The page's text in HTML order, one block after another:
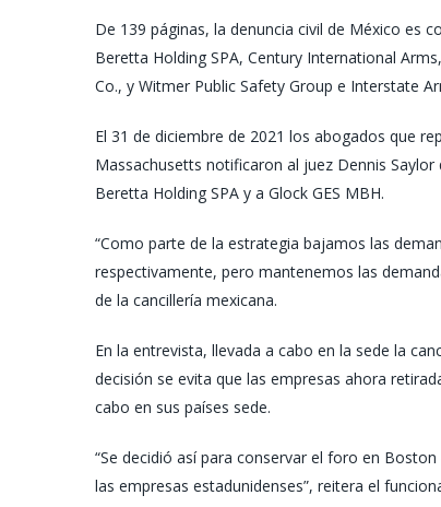
De 139 páginas, la denuncia civil de México es
Beretta Holding SPA, Century International
Co., y Witmer Public Safety Group e Interstate
El 31 de diciembre de 2021 los abogados que
Massachusetts notificaron al juez Dennis
Beretta Holding SPA y a Glock GES MBH.
“Como parte de la estrategia bajamos las
respectivamente, pero mantenemos las
de la cancillería mexicana.
En la entrevista, llevada a cabo en la sede la
decisión se evita que las empresas ahora
cabo en sus países sede.
“Se decidió así para conservar el foro en
las empresas estadunidenses”, reitera el